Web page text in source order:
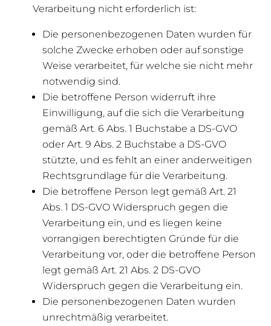
Verarbeitung nicht erforderlich ist:
Die personenbezogenen Daten wurden für
solche Zwecke erhoben oder auf sonstige
Weise verarbeitet, für welche sie nicht mehr
notwendig sind.
Die betroffene Person widerruft ihre
Einwilligung, auf die sich die Verarbeitung
gemäß Art. 6 Abs. 1 Buchstabe a DS-GVO
oder Art. 9 Abs. 2 Buchstabe a DS-GVO
stützte, und es fehlt an einer anderweitigen
Rechtsgrundlage für die Verarbeitung.
Die betroffene Person legt gemäß Art. 21
Abs. 1 DS-GVO Widerspruch gegen die
Verarbeitung ein, und es liegen keine
vorrangigen berechtigten Gründe für die
Verarbeitung vor, oder die betroffene Person
legt gemäß Art. 21 Abs. 2 DS-GVO
Widerspruch gegen die Verarbeitung ein.
Die personenbezogenen Daten wurden
unrechtmäßig verarbeitet.